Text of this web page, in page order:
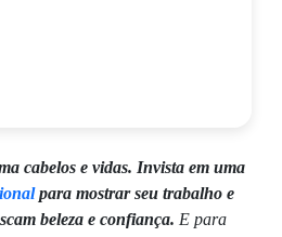
cabelos e vidas. Invista em uma
para mostrar seu trabalho e
beleza e confiança. E para